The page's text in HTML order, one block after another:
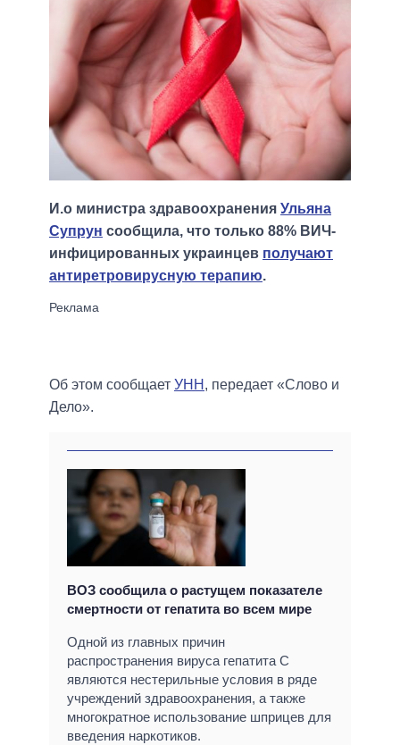
И.о министра здравоохранения Ульяна
Супрун сообщила, что только 88% ВИЧ-
инфицированных украинцев получают
антиретровирусную терапию.
Об этом сообщает УНН , передает «Слово и
Дело».
ВОЗ сообщила о растущем показателе
смертности от гепатита во всем мире
Одной из главных причин
распространения вируса гепатита C
являются нестерильные условия в ряде
учреждений здравоохранения, а также
многократное использование шприцев для
введения наркотиков.